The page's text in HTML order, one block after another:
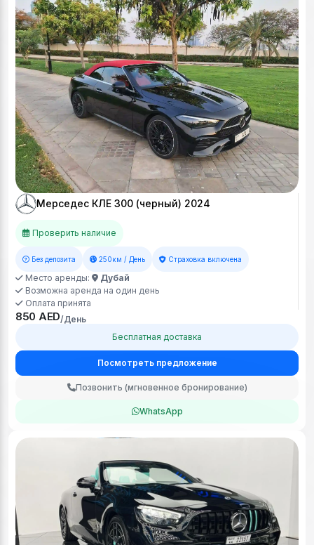
Мерседес КЛЕ 300 (черный) 2024
Проверить наличие
Без депозита 250км / День Страховка включена
Место аренды:
Дубай
Возможна аренда на один день
Оплата принята
850 AED/День
Бесплатная доставка
Посмотреть предложение
Позвонить (мгновенное бронирование)
WhatsApp